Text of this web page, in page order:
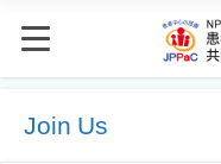
Join Us